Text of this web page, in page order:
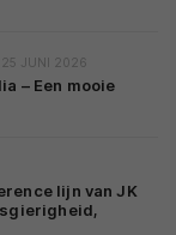
25 JUNI 2026
– Een mooie
lijn van JK